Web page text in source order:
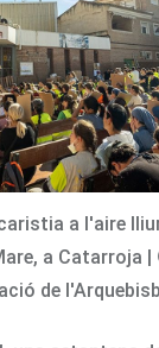
a l'aire
a Catarroja |
de